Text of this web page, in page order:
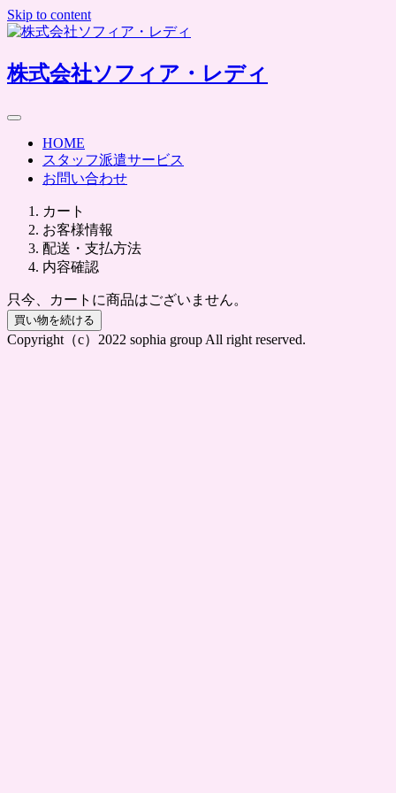
Skip to content
株式会社ソフィア・レディ
HOME
スタッフ派遣サービス
お問い合わせ
カート
お客様情報
配送・支払方法
内容確認
只今、カートに商品はございません。
Copyright（c）2022 sophia group All right reserved.